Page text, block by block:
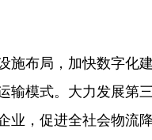
施布局，加快数字
模式。大力发展第
业，促进全社会物